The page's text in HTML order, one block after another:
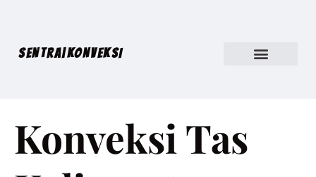
SENTRA|KONVEKSI
Konveksi Tas